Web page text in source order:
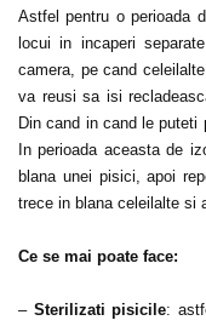
Astfel pentru o perioada
locui in incaperi
camera, pe cand
va reusi sa isi
Din cand in cand le
In perioada aceasta de
blana unei pisici, apoi
trece in blana celeilalte si
Ce se mai poate face:
– Sterilizati pisicile: